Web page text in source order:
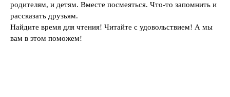
родителям, и детям. Вместе посмеяться. Что-то запомнить и
рассказать друзьям.
Найдите время для чтения! Читайте с удовольствием! А мы
вам в этом поможем!